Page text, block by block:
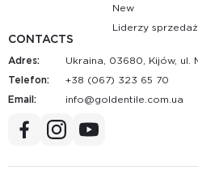
New
Liderzy
CONTACTS
Adres:
Ukraina, 03680, Kijów, ul.
Telefon:
+38 (067) 323 65 70
Email:
au.moc.elitnedlog@ofni